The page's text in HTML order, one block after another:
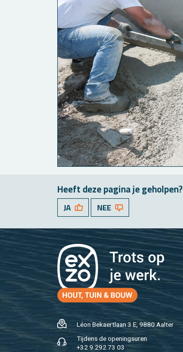
Heeft deze pa­gi­na je ge­hol­pen?
JA NEE
Léon Be­kaert­laan 3 E, 9880 Aal­ter
Tij­dens de ope­nings­uren
+32 9 292 73 03